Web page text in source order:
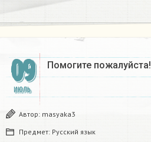
09
ИЮЛЬ
Помогите пожалуйста!
Автор: masyaka3
Предмет: Русский язык